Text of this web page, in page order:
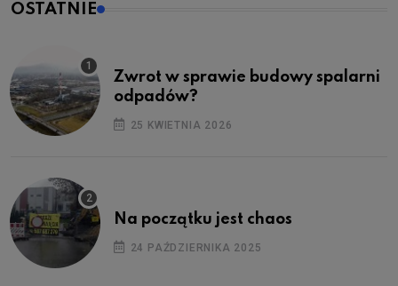
OSTATNIE
Zwrot w sprawie budowy spalarni
odpadów?
25 KWIETNIA 2026
Na początku jest chaos
24 PAŹDZIERNIKA 2025